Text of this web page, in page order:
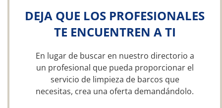
DEJA QUE LOS PROFESIONALES
TE ENCUENTREN A TI
En lugar de buscar en nuestro directorio a
un profesional que pueda proporcionar el
servicio de limpieza de barcos que
necesitas, crea una oferta demandándolo.